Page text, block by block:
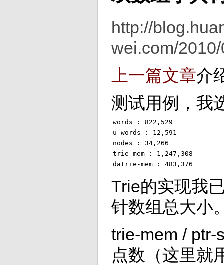
http://
wei.com/
上一篇文章介
测试用例，我
words : 822,529
u-words : 12,591
nodes : 34,266
trie-mem : 1,247,308
datrie-mem : 483,376
Trie的实现我
针数组总大小
trie-mem / ptr-
点数（这里就